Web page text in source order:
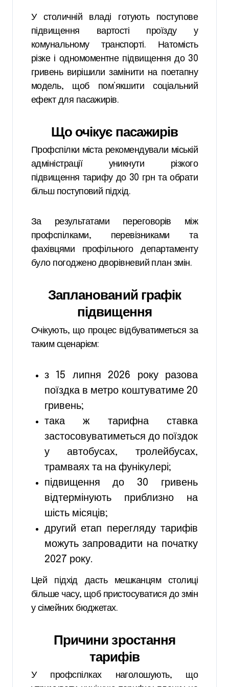
У столичній владі готують поступове
підвищення вартості проїзду у
комунальному транспорті. Натомість
різке і одномоментне підвищення до 30
гривень вирішили замінити на поетапну
модель, щоб пом’якшити соціальний
ефект для пасажирів.
Що очікує пасажирів
Профспілки міста рекомендували міській
адміністрації уникнути різкого
підвищення тарифу до 30 грн та обрати
більш поступовий підхід.
За результатами переговорів між
профспілками, перевізниками та
фахівцями профільного департаменту
було погоджено дворівневий план змін.
Запланований графік
підвищення
Очікують, що процес відбуватиметься за
таким сценарієм:
з 15 липня 2026 року разова
поїздка в метро коштуватиме 20
гривень;
така ж тарифна ставка
застосовуватиметься до поїздок
у автобусах, тролейбусах,
трамваях та на фунікулері;
підвищення до 30 гривень
відтермінують приблизно на
шість місяців;
другий етап перегляду тарифів
можуть запровадити на початку
2027 року.
Цей підхід дасть мешканцям столиці
більше часу, щоб пристосуватися до змін
у сімейних бюджетах.
Причини зростання
тарифів
У профспілках наголошують, що